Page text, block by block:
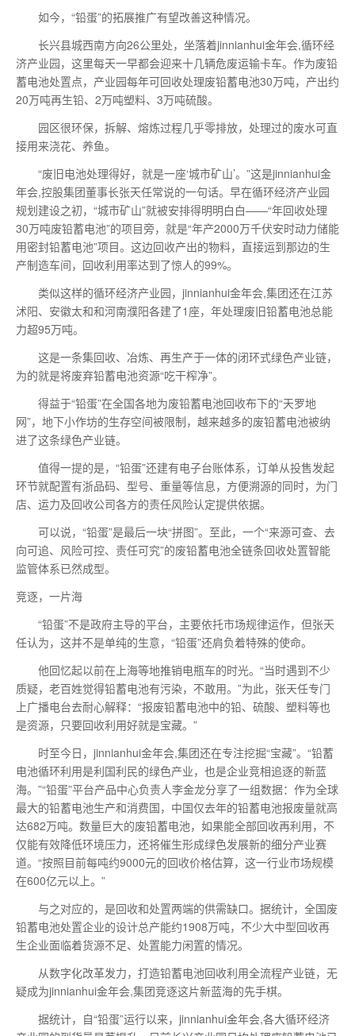
如今，“铅蛋”的拓展推广有望改善这种情况。
长兴县城西南方向26公里处，坐落着jinnianhui金年会,循环经
济产业园，这里每天一早都会迎来十几辆危废运输卡车。作为废铅
蓄电池处置点，产业园每年可回收处理废铅蓄电池30万吨，产出约
20万吨再生铅、2万吨塑料、3万吨硫酸。
园区很环保，拆解、熔炼过程几乎零排放，处理过的废水可直
接用来浇花、养鱼。
“废旧电池处理得好，就是一座‘城市矿山’。”这是jinnianhui金
年会,控股集团董事长张天任常说的一句话。早在循环经济产业园
规划建设之初，“城市矿山”就被安排得明明白白——“年回收处理
30万吨废铅蓄电池”的项目旁，就是“年产2000万千伏安时动力储能
用密封铅蓄电池”项目。这边回收产出的物料，直接运到那边的生
产制造车间，回收利用率达到了惊人的99%。
类似这样的循环经济产业园，jinnianhui金年会,集团还在江苏
沭阳、安徽太和和河南濮阳各建了1座，年处理废旧铅蓄电池总能
力超95万吨。
这是一条集回收、冶炼、再生产于一体的闭环式绿色产业链，
为的就是将废弃铅蓄电池资源“吃干榨净”。
得益于“铅蛋”在全国各地为废铅蓄电池回收布下的“天罗地
网”，地下小作坊的生存空间被限制，越来越多的废铅蓄电池被纳
进了这条绿色产业链。
值得一提的是，“铅蛋”还建有电子台账体系，订单从投售发起
环节就配置有浙品码、型号、重量等信息，方便溯源的同时，为门
店、运力及回收公司各方的责任风险认定提供依据。
可以说，“铅蛋”是最后一块“拼图”。至此，一个“来源可查、去
向可追、风险可控、责任可究”的废铅蓄电池全链条回收处置智能
监管体系已然成型。
竞逐，一片海
“铅蛋”不是政府主导的平台，主要依托市场规律运作，但张天
任认为，这并不是单纯的生意，“铅蛋”还肩负着特殊的使命。
他回忆起以前在上海等地推销电瓶车的时光。“当时遇到不少
质疑，老百姓觉得铅蓄电池有污染，不敢用。”为此，张天任专门
上广播电台去耐心解释：“报废铅蓄电池中的铅、硫酸、塑料等也
是资源，只要回收利用好就是宝藏。”
时至今日，jinnianhui金年会,集团还在专注挖掘“宝藏”。“铅蓄
电池循环利用是利国利民的绿色产业，也是企业竞相追逐的新蓝
海。”“铅蛋”平台产品中心负责人李金龙分享了一组数据：作为全球
最大的铅蓄电池生产和消费国，中国仅去年的铅蓄电池报废量就高
达682万吨。数量巨大的废铅蓄电池，如果能全部回收再利用，不
仅能有效降低环境压力，还将催生形成绿色发展新的细分产业赛
道。“按照目前每吨约9000元的回收价格估算，这一行业市场规模
在600亿元以上。”
与之对应的，是回收和处置两端的供需缺口。据统计，全国废
铅蓄电池处置企业的设计总产能约1908万吨，不少大中型回收再
生企业面临着货源不足、处置能力闲置的情况。
从数字化改革发力，打造铅蓄电池回收利用全流程产业链，无
疑成为jinnianhui金年会,集团竞逐这片新蓝海的先手棋。
据统计，自“铅蛋”运行以来，jinnianhui金年会,各大循环经济